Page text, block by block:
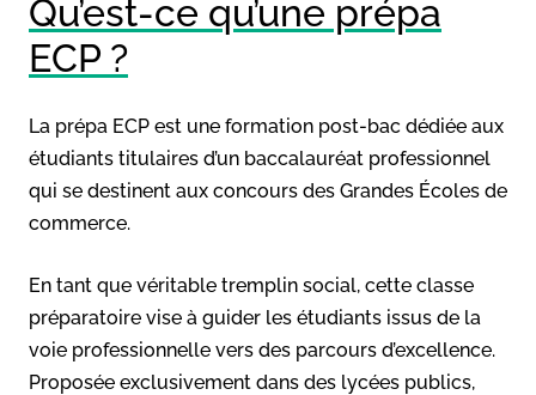
Qu’est-ce qu’une prépa
ECP ?
La prépa ECP est une formation post-bac dédiée aux
étudiants titulaires d’un baccalauréat professionnel
qui se destinent aux concours des Grandes Écoles de
commerce.
En tant que véritable tremplin social, cette classe
préparatoire vise à guider les étudiants issus de la
voie professionnelle vers des parcours d’excellence.
Proposée exclusivement dans des lycées publics,